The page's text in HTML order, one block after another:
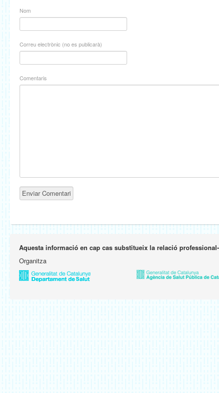
Nom
Correu electrònic (no es publicarà)
Comentaris
Aquesta informació en cap cas substitueix la relació
Organitza